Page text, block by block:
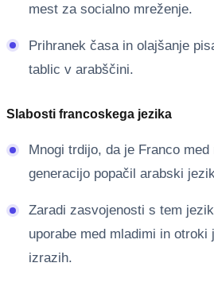
mest za socialno mreženje.
Prihranek časa in olajšanje
tablic v arabščini.
Slabosti francoskega jezika
Mnogi trdijo, da je Franco
generacijo popačil arabski
Zaradi zasvojenosti s tem
uporabe med mladimi in
izrazih.